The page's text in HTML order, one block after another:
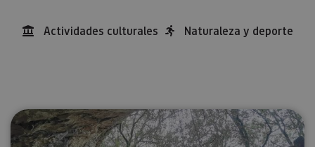
Actividades culturales Naturaleza y deporte